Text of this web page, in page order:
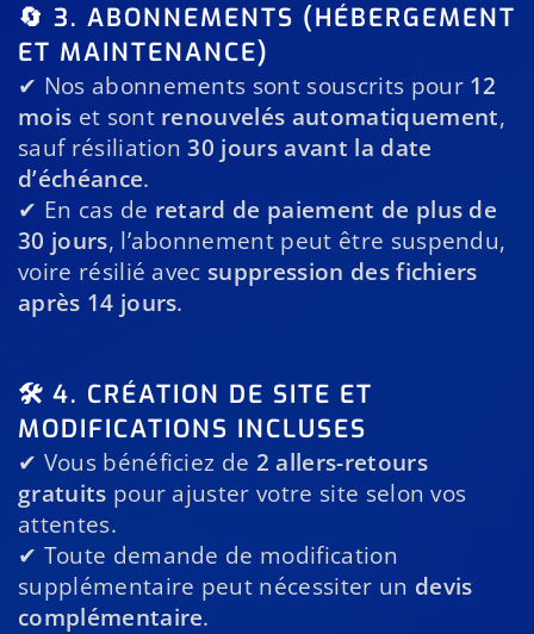
🔄 3. ABONNEMENTS (HÉBERGEMENT
ET MAINTENANCE)
✔ Nos abonnements sont souscrits pour 12
mois et sont renouvelés automatiquement,
sauf résiliation30 jours avant la date
d’échéance.
✔ En cas de retard de paiement de plus de
30 jours, l’abonnement peut être suspendu,
voire résilié avec suppression des fichiers
après 14 jours.
🛠️ 4. CRÉATION DE SITE ET
MODIFICATIONS INCLUSES
✔ Vous bénéficiez de 2 allers-retours
gratuits pour ajuster votre site selon vos
attentes.
✔ Toute demande de modification
supplémentaire peut nécessiter un devis
complémentaire.